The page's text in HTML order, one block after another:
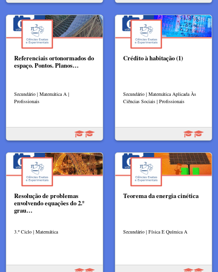
Referenciais ortonormados do
espaço. Pontos. Planos…
Secundário | Matemática A |
Profissionais
Crédito à habitação (1)
Secundário | Matemática Aplicada Às
Ciências Sociais | Profissionais
Resolução de problemas
envolvendo equações do 2.º
grau…
3.º Ciclo | Matemática
Teorema da energia cinética
Secundário | Física E Química A